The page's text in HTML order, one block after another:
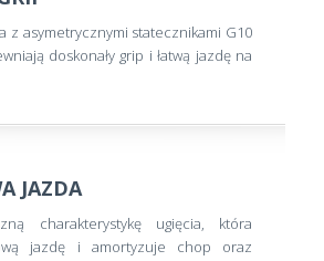
z asymetrycznymi statecznikami G10
doskonały grip i łatwą jazdę na
JAZDA
charakterystykę ugięcia, która
jazdę i amortyzuje chop oraz